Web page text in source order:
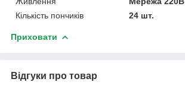
Кількість пончиків
24 шт.
Приховати
Відгуки про товар